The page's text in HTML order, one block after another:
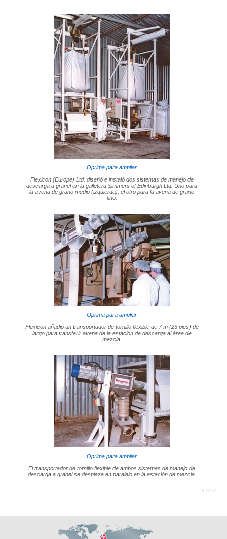
Oprima para ampliar
Flexicon (Europe) Ltd. diseñó e instaló dos sistemas de manejo de
descarga a granel en la galletera Simmers of Edinburgh Ltd. Uno para
la avena de grano medio (izquierda), el otro para la avena de grano
fino.
Oprima para ampliar
Flexicon añadió un transportador de tornillo flexible de 7 m (23 pies) de
largo para transferir avena de la estación de descarga al área de
mezcla.
Oprima para ampliar
El transportador de tornillo flexible de ambos sistemas de manejo de
descarga a granel se desplaza en paralelo en la estación de mezcla.
R-0167